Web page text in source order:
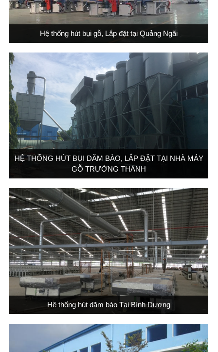
Hệ thống hút bụi gỗ, Lắp đặt tại Quảng Ngãi
HỆ THỐNG HÚT BỤI DĂM BÀO, LẮP ĐẶT TẠI NHÀ MÁY
GỖ TRƯỜNG THÀNH
Hệ thống hút dăm bào Tại Bình Dương